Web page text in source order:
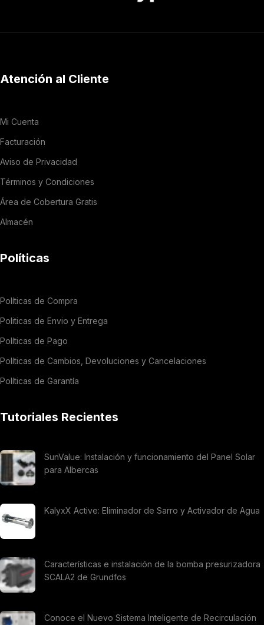
Atención al Cliente
Mi Cuenta
Facturación
Aviso de Privacidad
Términos y Condiciones
Área de Cobertura Gratis
Almacén
Políticas
Políticas de Compra
Politicas de Envio y Entrega
Políticas de Pago
Políticas de Cambios, Devoluciones y Cancelaciones
Políticas de Garantía
Tutoriales Recientes
SunValue: Instalación y funcionamiento del Panel Solar
para Albercas
KalyxX Active: Eliminador de Sarro y Activador de Agua
Características e instalación de la bomba presurizadora
SCALA2 de Grundfos
Conoce el Nuevo Sistema Inteligente de Recirculación